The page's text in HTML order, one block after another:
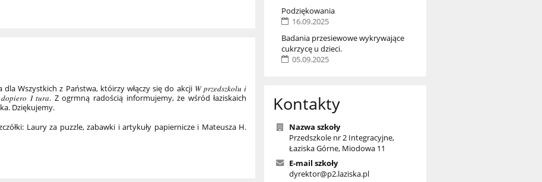
dla Wszystkich z Państwa, któirzy włączy się do akcji 𝑊 𝑝𝑟𝑧𝑒𝑑𝑠𝑧𝑘𝑜𝑙𝑢 𝑖
𝑑𝑜𝑝𝑖𝑒𝑟𝑜 𝐼 𝑡𝑢𝑟𝑎. Z ogrmną radością informujemy, że wśród łaziskaich
Dziękujemy.
Laury za puzzle, zabawki i artykuły papiernicze i Mateusza H.
Podziękowania
16.09.2025
Badania przesiewowe wykrywające
cukrzycę u dzieci.
05.09.2025
Kontakty
Nazwa szkoły
Przedszkole nr 2 Integracyjne,
Łaziska Górne, Miodowa 11
E-mail szkoły
dyrektor@p2.laziska.pl